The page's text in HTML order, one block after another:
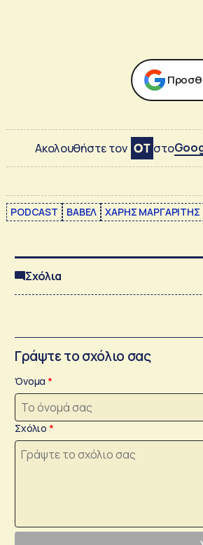
Ακολουθήστε τον στο
PODCAST ΒΑΒΕΛ ΧΑΡΗΣ ΜΑΡΓΑΡΙΤΗΣ
Σχόλια
Γράψτε το σχόλιο σας
Όνομα
Σχόλιο